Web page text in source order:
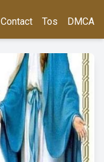
Contact Tos DMCA